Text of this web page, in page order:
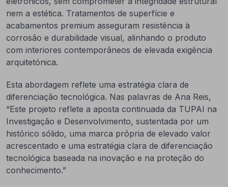
nem a estética. Tratamentos de superfície e
acabamentos premium asseguram resistência à
corrosão e durabilidade visual, alinhando o produto
com interiores contemporâneos de elevada exigência
arquitetónica.
Esta abordagem reflete uma estratégia clara de
diferenciação tecnológica. Nas palavras de Ana Reis,
“Este projeto reflete a aposta continuada da TUPAI na
Investigação e Desenvolvimento, sustentada por um
histórico sólido, uma marca própria de elevado valor
acrescentado e uma estratégia clara de diferenciação
tecnológica baseada na inovação e na proteção do
conhecimento.”